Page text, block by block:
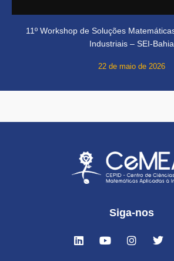
11º Workshop de Soluções
Industriais – SEI-Bahia
22 de maio de 2026
Siga-nos